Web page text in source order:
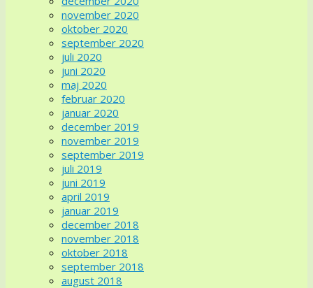
november 2020
oktober 2020
september 2020
juli 2020
juni 2020
maj 2020
februar 2020
januar 2020
december 2019
november 2019
september 2019
juli 2019
juni 2019
april 2019
januar 2019
december 2018
november 2018
oktober 2018
september 2018
august 2018